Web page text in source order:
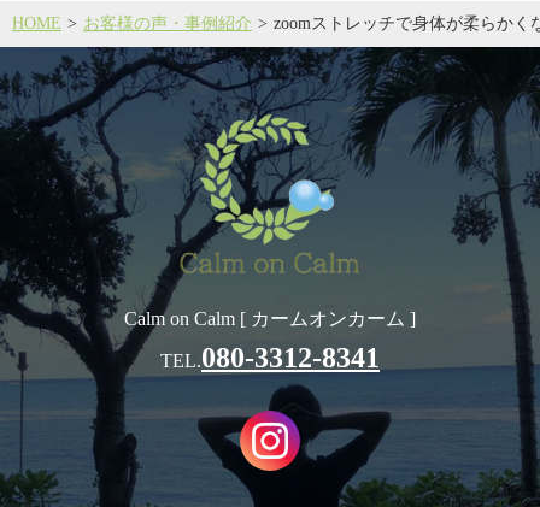
HOME お客様の声・事例紹介 zoomストレッチで身体が柔らかく
Calm on Calm [ カームオンカーム ]
TEL.080-3312-8341